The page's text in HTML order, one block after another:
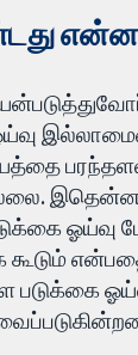
என்ன
ஓய்வு